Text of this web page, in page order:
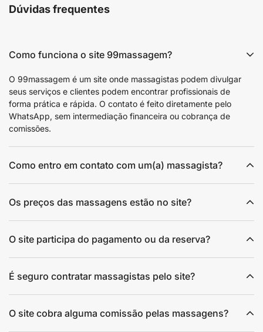
Dúvidas frequentes
Como funciona o site 99massagem?
O 99massagem é um site onde massagistas podem divulgar
seus serviços e clientes podem encontrar profissionais de
forma prática e rápida. O contato é feito diretamente pelo
WhatsApp, sem intermediação financeira ou cobrança de
comissões.
Como entro em contato com um(a) massagista?
Os preços das massagens estão no site?
O site participa do pagamento ou da reserva?
É seguro contratar massagistas pelo site?
O site cobra alguma comissão pelas massagens?